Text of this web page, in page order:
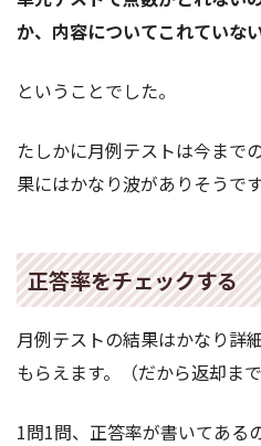
か、内容についてこれていな
ということでした。
たしかに月例テストは今まで
果にはかなり波がありそうです
正答率をチェックする
月例テストの結果はかなり詳
もらえます。（だから返却ま
1問1問、正答率が書いてある